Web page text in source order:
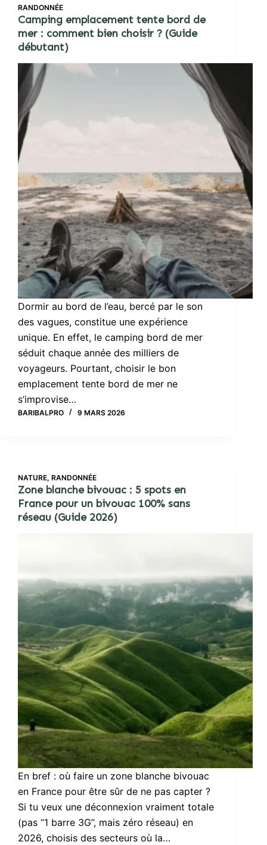
RANDONNÉE
Camping emplacement tente bord de
mer : comment bien choisir ? (Guide
débutant)
Dormir au bord de l’eau, bercé par le son
des vagues, constitue une expérience
unique. En effet, le camping bord de mer
séduit chaque année des milliers de
voyageurs. Pourtant, choisir le bon
emplacement tente bord de mer ne
s’improvise…
BARIBALPRO 9 MARS 2026
NATURE, RANDONNÉE
Zone blanche bivouac : 5 spots en
France pour un bivouac 100% sans
réseau (Guide 2026)
En bref : où faire un zone blanche bivouac
en France pour être sûr de ne pas capter ?
Si tu veux une déconnexion vraiment totale
(pas “1 barre 3G”, mais zéro réseau) en
2026, choisis des secteurs où la…